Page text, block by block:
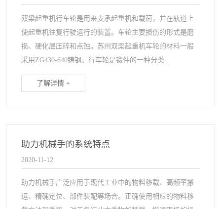
双梁起重机行车轮是用来支承起重机和载荷，并在轨道上
使起重机往复行驶运行的装置。车轮主要损伤的形式是磨
损、硬化层压碎和点蚀。苏州双梁起重机车轮的材料一般
采用ZG430-640铸钢。行车轮是锻件的一种分类...
了解详情 +
助力机械手的系统特点
2020-11-12
助力机械手广泛应用于现代工业中的物料移载、高频率搬
运、精确定位、部件装配等场合。正确使用相应的物料移